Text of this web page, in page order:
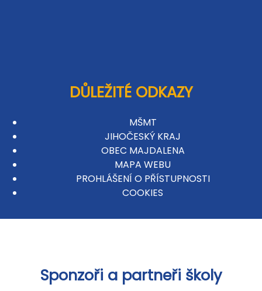
DŮLEŽITÉ ODKAZY
MŠMT
JIHOČESKÝ KRAJ
OBEC MAJDALENA
MAPA WEBU
PROHLÁŠENÍ O PŘÍSTUPNOSTI
COOKIES
Sponzoři a partneři školy